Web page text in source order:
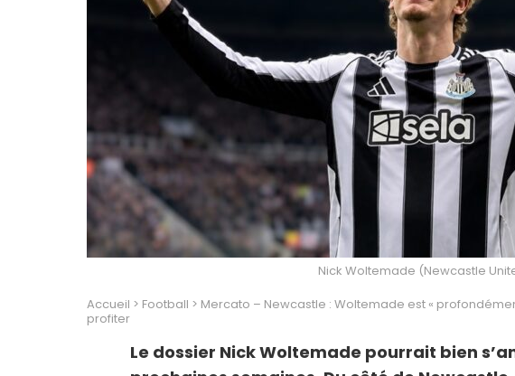
Nick Woltemade (Newcastle
Accueil > Football > Mercato – Newcastle : Woltemade est «
profiter
Le dossier Nick Woltemade pourrait bien